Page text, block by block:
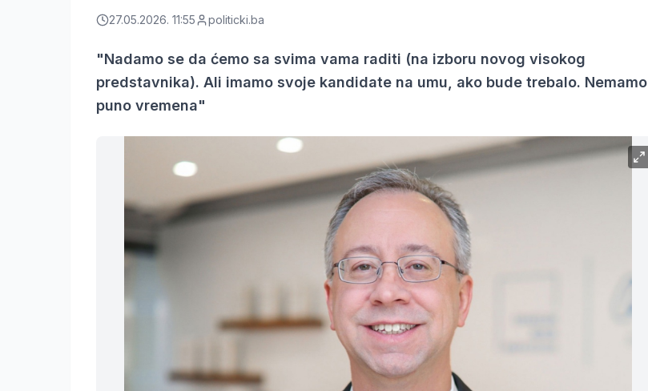
27.05.2026. 11:55 politicki.ba
"Nadamo se da ćemo sa svima vama raditi (na izboru novog visokog
predstavnika). Ali imamo svoje kandidate na umu, ako bude trebalo. Nemamo
puno vremena"